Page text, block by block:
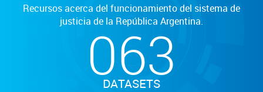
Recursos acerca del funcionamiento del sistema de
justicia de la República Argentina.
063
DATASETS